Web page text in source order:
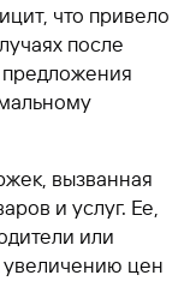
что привело
после
предложения
вызванная
и услуг. Ее,
или
увеличению цен